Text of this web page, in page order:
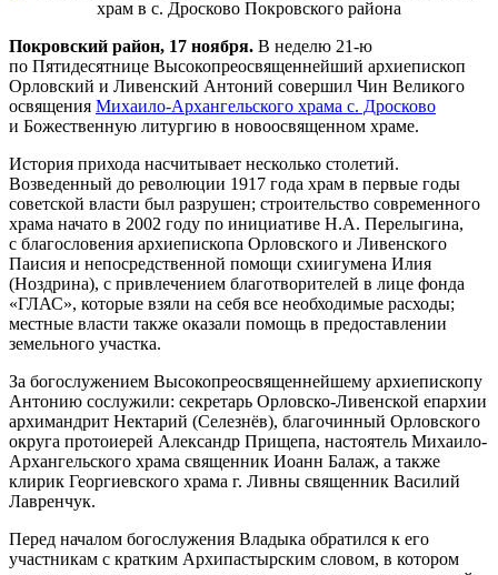
Покровский район, 17 ноября. В неделю 21-ю
по Пятидесятнице Высокопреосвященнейший архиепископ
Орловский и Ливенский Антоний совершил Чин Великого
освящения Михаило-Архангельского храма с. Дросково
и Божественную литургию в новоосвященном храме.
История прихода насчитывает несколько столетий.
Возведенный до революции 1917 года храм в первые годы
советской власти был разрушен; строительство современного
храма начато в 2002 году по инициативе Н.А. Перелыгина,
с благословения архиепископа Орловского и Ливенского
Паисия и непосредственной помощи схиигумена Илия
(Ноздрина), с привлечением благотворителей в лице фонда
«ГЛАС», которые взяли на себя все необходимые расходы;
местные власти также оказали помощь в предоставлении
земельного участка.
За богослужением Высокопреосвященнейшему архиепископу
Антонию сослужили: секретарь Орловско-Ливенской епархии
архимандрит Нектарий (Селезнёв), благочинный Орловского
округа протоиерей Александр Прищепа, настоятель Михаило-
Архангельского храма священник Иоанн Балаж, а также
клирик Георгиевского храма г. Ливны священник Василий
Лавренчук.
Перед началом богослужения Владыка обратился к его
участникам с кратким Архипастырским словом, в котором